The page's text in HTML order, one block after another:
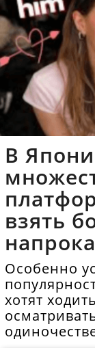
В
взять
Особенно
хотят